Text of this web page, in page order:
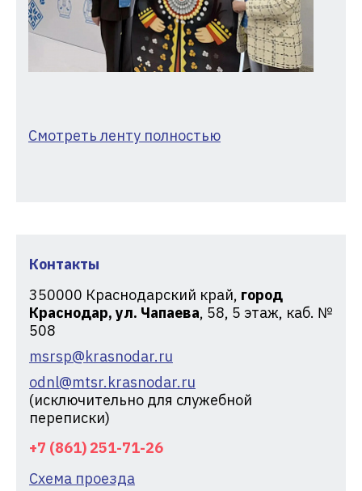
Контакты
350000 Краснодарский край, город
Краснодар, ул. Чапаева, 58, 5 этаж, каб. №
508
msrsp@krasnodar.ru
odnl@mtsr.krasnodar.ru
(исключительно для служебной
переписки)
+7 (861) 251-71-26
Схема проезда
Смотреть ленту полностью